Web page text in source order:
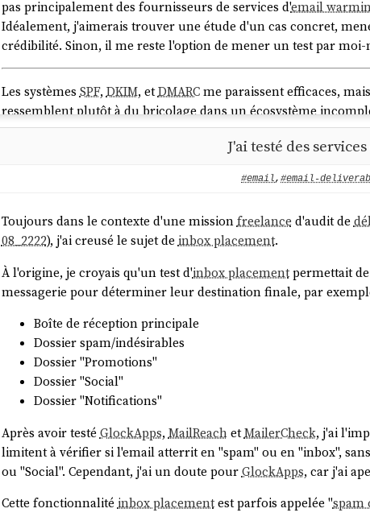
pas principalement des fournisseurs de services d'email
Idéalement, j'aimerais trouver une étude d'un cas concret,
crédibilité. Sinon, il me reste l'option de mener un test par moi-
Les systèmes SPF, DKIM, etDMARCme paraissent efficaces,
ressemblent plutôt à du bricolage dans un écosystème
Ces pratiques obscures me font penser à l'univers duSEO. Il
Dans ce genre d'écosystème, chaque acteur investit
Concernant les tarifs, je trouve que le prix deMailReach
J'ai testé des
#email, #email-
Toujours dans le contexte d'une missionfreelance d'audit de
08_2222), j'ai creusé le sujet deinbox placement.
À l'origine, je croyais qu'un test d'inbox placementpermettait
messagerie pour déterminer leur destination finale, par
Boîte de réception principale
Dossier spam/indésirables
Dossier "Promotions"
Dossier "Social"
Dossier "Notifications"
Après avoir testé GlockApps, MailReachetMailerCheck, j'ai
limitent à vérifier si l'email atterrit en "spam" ou en "inbox",
ou "Social". Cependant, j'ai un doute pourGlockApps, car j'ai
Cette fonctionnalitéinbox placementest parfois appelée "spam